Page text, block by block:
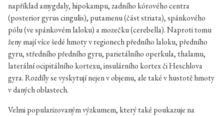
například amygdaly, hipokampu, zadního kórového centra
(posterior gyrus cingulis), putamenu (část striata), spánkového
pólu (ve spánkovém laloku) a mozečku (cerebella). Naproti tomu
ženy mají více šedé hmoty v regionech předního laloku, předního
gyru, středního předního gyru, parietálního operkula, thalamu,
laterální ocipitálního kortexu, insulárního kortex či Heschlova
gyra. Rozdíly se vyskytují nejen v objemu, ale také v hustotě hmoty
v daných oblastech.
Velmi popularizovaným výzkumem, který také poukazuje na